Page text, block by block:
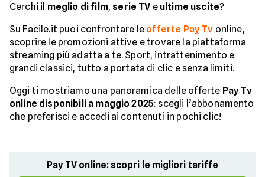
Cerchi il meglio di film, serie TV e ultime uscite?
Su Facile.it puoi confrontare le offerte Pay Tv online,
scoprire le promozioni attive e trovare la piattaforma
streaming più adatta a te. Sport, intrattenimento e
grandi classici, tutto a portata di clic e senza limiti.
Oggi ti mostriamo una panoramica delle offerte Pay Tv
online disponibili a maggio 2025: scegli l’abbonamento
che preferisci e accedi ai contenuti in pochi clic!
Pay TV online: scopri le migliori tariffe